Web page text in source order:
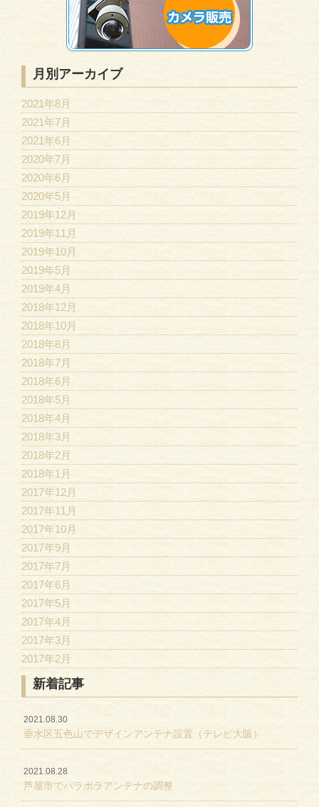
月別アーカイブ
2021年8月
2021年7月
2021年6月
2020年7月
2020年6月
2020年5月
2019年12月
2019年11月
2019年10月
2019年5月
2019年4月
2018年12月
2018年10月
2018年8月
2018年7月
2018年6月
2018年5月
2018年4月
2018年3月
2018年2月
2018年1月
2017年12月
2017年11月
2017年10月
2017年9月
2017年7月
2017年6月
2017年5月
2017年4月
2017年3月
2017年2月
新着記事
2021.08.30
垂水区五色山でデザインアンテナ設置（テレビ大阪）
2021.08.28
芦屋市でパラボラアンテナの調整